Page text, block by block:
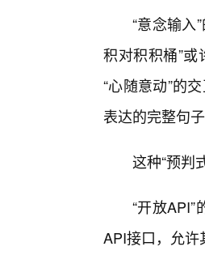
“意念输入
积对积积桶”
“心随意动”的
表达的完整句
这种“预判
“开放
API接口，允许